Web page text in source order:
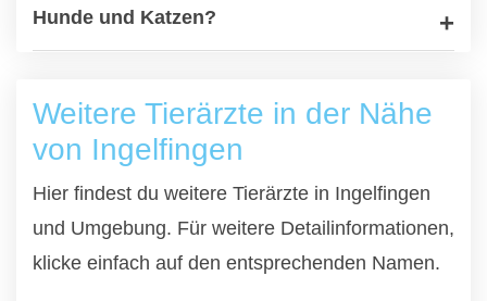
Hunde und Katzen?
Weitere Tierärzte in der Nähe
von Ingelfingen
Hier findest du weitere Tierärzte in Ingelfingen
und Umgebung. Für weitere Detailinformationen,
klicke einfach auf den entsprechenden Namen.